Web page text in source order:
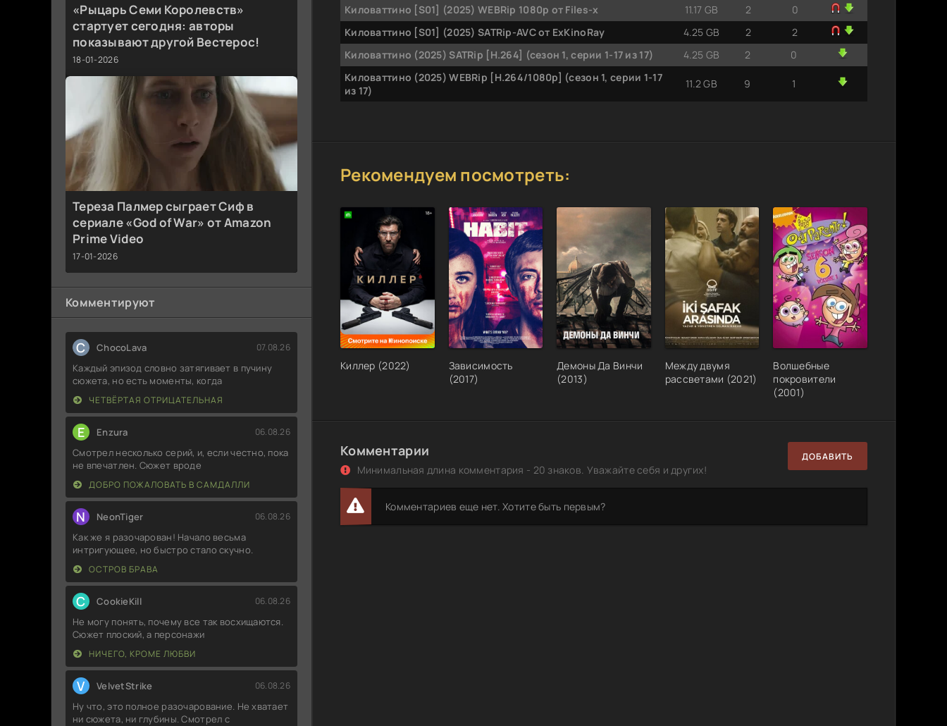
«Рыцарь Семи Королевств»
стартует сегодня: авторы
показывают другой Вестерос!
18-01-2026
Тереза Палмер сыграет Сиф в
сериале «God of War» от Amazon
Prime Video
17-01-2026
Комментируют
C ChocoLava 07.08.26
Каждый эпизод словно затягивает в пучину
сюжета, но есть моменты, когда
ЧЕТВЁРТАЯ ОТРИЦАТЕЛЬНАЯ
E Enzura 06.08.26
Смотрел несколько серий, и, если честно, пока
не впечатлен. Сюжет вроде
ДОБРО ПОЖАЛОВАТЬ В САМДАЛЛИ
N NeonTiger 06.08.26
Как же я разочарован! Начало весьма
интригующее, но быстро стало скучно.
ОСТРОВ БРАВА
C CookieKill 06.08.26
Не могу понять, почему все так восхищаются.
Сюжет плоский, а персонажи
НИЧЕГО, КРОМЕ ЛЮБВИ
V VelvetStrike 06.08.26
Ну что, это полное разочарование. Не хватает
ни сюжета, ни глубины. Смотрел с
Киловаттино [S01] (2025) WEBRip 1080p от Files-x
11.17 GB 2
0
Киловаттино [S01] (2025) SATRip-AVC от ExKinoRay
4.25 GB 2
2
Киловаттино (2025) SATRip [H.264] (сезон 1, серии 1-17 из 17)
4.25 GB 2
0
Киловаттино (2025) WEBRip [H.264/1080p] (сезон 1, серии 1-17
из 17)
11.2 GB 9 1
Рекомендуем посмотреть:
Киллер (2022)
Зависимость
(2017)
Демоны Да Винчи
(2013)
Между двумя
рассветами (2021)
Волшебные
покровители
(2001)
Комментарии
Минимальная длина комментария - 20 знаков. Уважайте себя и других!
ДОБАВИТЬ
Комментариев еще нет. Хотите быть первым?